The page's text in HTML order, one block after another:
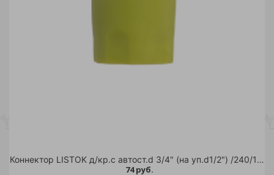
Коннектор LISTOK д/кр.с автост.d 3/4" (на уп.d1/2") /240/120
74 руб.